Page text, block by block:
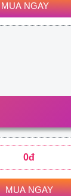
MUA NGAY
0đ
MUA NGAY